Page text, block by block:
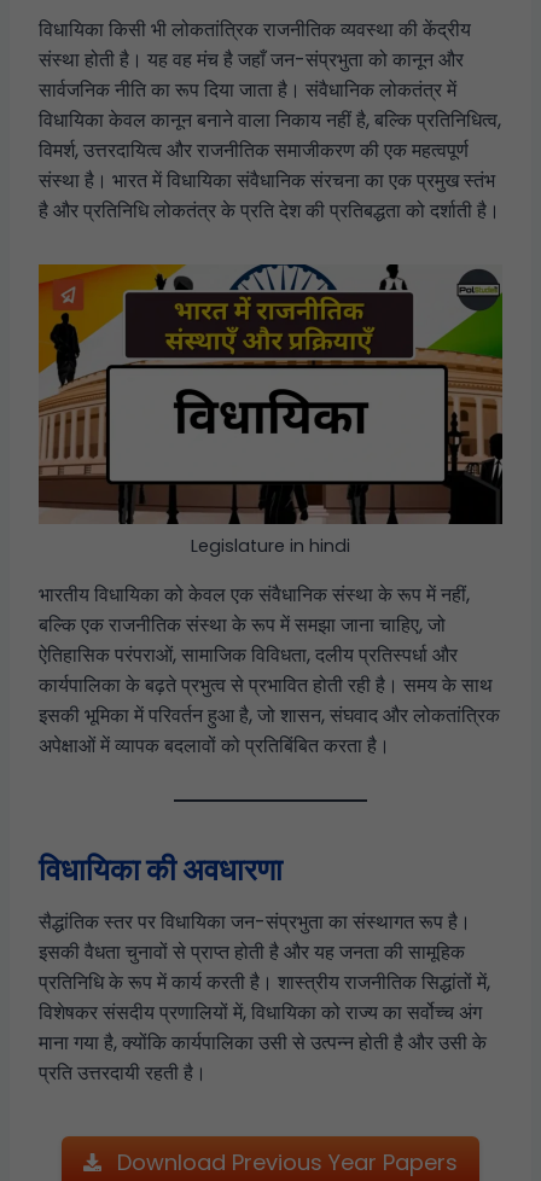
विधायिका किसी भी लोकतांत्रिक राजनीतिक व्यवस्था की केंद्रीय
संस्था होती है। यह वह मंच है जहाँ जन-संप्रभुता को कानून और
सार्वजनिक नीति का रूप दिया जाता है। संवैधानिक लोकतंत्र में
विधायिका केवल कानून बनाने वाला निकाय नहीं है, बल्कि प्रतिनिधित्व,
विमर्श, उत्तरदायित्व और राजनीतिक समाजीकरण की एक महत्वपूर्ण
संस्था है। भारत में विधायिका संवैधानिक संरचना का एक प्रमुख स्तंभ
है और प्रतिनिधि लोकतंत्र के प्रति देश की प्रतिबद्धता को दर्शाती है।
Legislature in hindi
भारतीय विधायिका को केवल एक संवैधानिक संस्था के रूप में नहीं,
बल्कि एक राजनीतिक संस्था के रूप में समझा जाना चाहिए, जो
ऐतिहासिक परंपराओं, सामाजिक विविधता, दलीय प्रतिस्पर्धा और
कार्यपालिका के बढ़ते प्रभुत्व से प्रभावित होती रही है। समय के साथ
इसकी भूमिका में परिवर्तन हुआ है, जो शासन, संघवाद और लोकतांत्रिक
अपेक्षाओं में व्यापक बदलावों को प्रतिबिंबित करता है।
विधायिका की अवधारणा
सैद्धांतिक स्तर पर विधायिका जन-संप्रभुता का संस्थागत रूप है।
इसकी वैधता चुनावों से प्राप्त होती है और यह जनता की सामूहिक
प्रतिनिधि के रूप में कार्य करती है। शास्त्रीय राजनीतिक सिद्धांतों में,
विशेषकर संसदीय प्रणालियों में, विधायिका को राज्य का सर्वोच्च अंग
माना गया है, क्योंकि कार्यपालिका उसी से उत्पन्न होती है और उसी के
प्रति उत्तरदायी रहती है।
Download Previous Year Papers